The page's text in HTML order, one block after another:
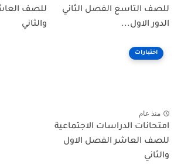
للصف التاسع الفصل الثاني
الدور الاول...
للصف
والثاني
اختبارات
منذ عام
امتحانات الدراسات الاجتماعية
للصف العاشر الفصل الاول
والثاني